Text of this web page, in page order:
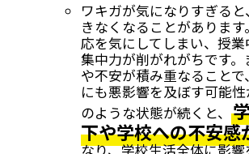
ワキガが気になりすぎる
きなくなることがありま
応を気にしてしまい、授
集中力が削がれがちです
や不安が積み重なること
にも悪影響を及ぼす可能
のような状態が続くと、
下や学校への不安感